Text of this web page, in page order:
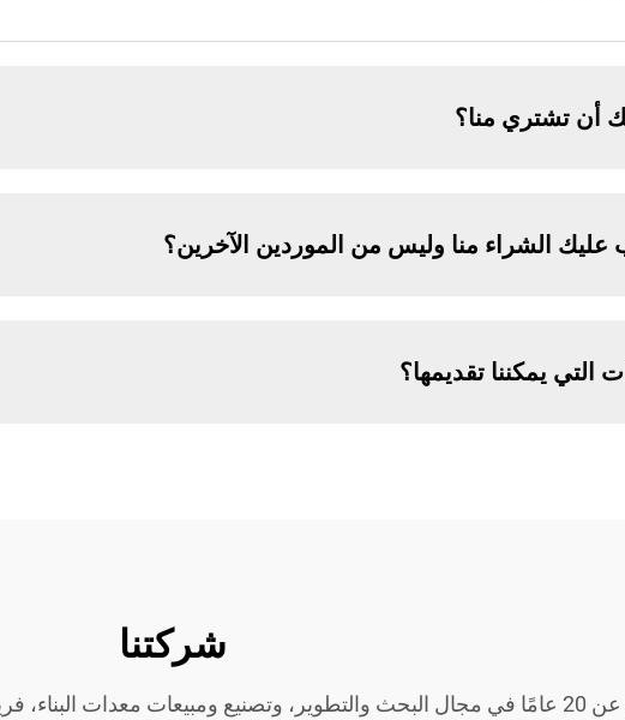
أن تشتري منا؟
عليك الشراء منا وليس من الموردين الآخرين؟
التي يمكننا تقديمها؟
شركتنا